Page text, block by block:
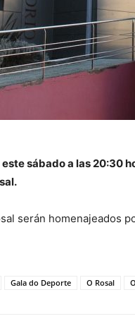
sábado a las 20:30
serán homenajeados
Gala do Deporte O Rosal